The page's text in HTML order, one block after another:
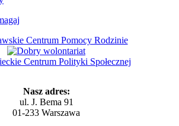
Nasz adres:
ul. J. Bema 91
01-233 Warszawa